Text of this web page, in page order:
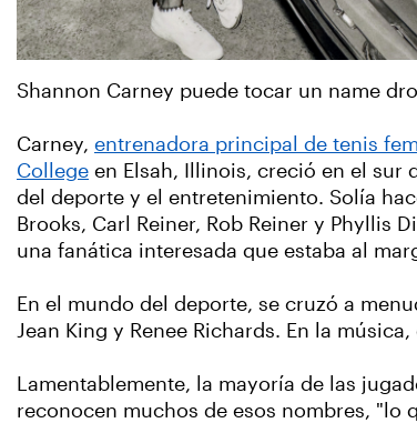
Shannon Carney puede tocar un name
Carney, entrenadora principal de tenis
College en Elsah, Illinois, creció en el sur
del deporte y el entretenimiento. Solía
Brooks, Carl Reiner, Rob Reiner y Phyllis
una fanática interesada que estaba al
En el mundo del deporte, se cruzó a
Jean King y Renee Richards. En la
Lamentablemente, la mayoría de las
reconocen muchos de esos nombres, "lo